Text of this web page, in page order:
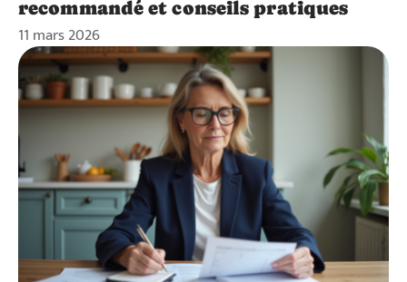
recommandé et conseils pratiques
11 mars 2026